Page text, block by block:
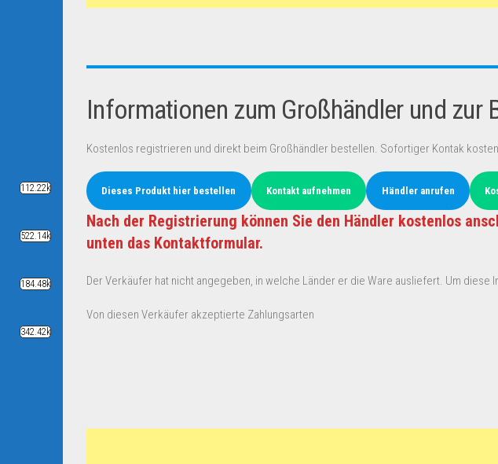
Informationen zum Großhändler und zur
Kostenlos registrieren und direkt beim Großhändler bestellen. Sofortiger Kontak
Dieses Produkt hier bestellen Kontakt aufnehmen Händler anrufen
Nach der Registrierung können Sie den Händler kostenlos
unten das Kontaktformular.
Der Verkäufer hat nicht angegeben, in welche Länder er die Ware ausliefert. Um diese
Von diesen Verkäufer akzeptierte Zahlungsarten
112.22k
522.14k
184.48k
342.42k